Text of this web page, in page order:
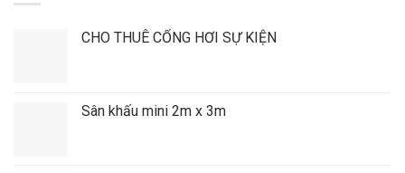
CHO THUÊ CỔNG HƠI SỰ KIỆN
Sân khấu mini 2m x 3m